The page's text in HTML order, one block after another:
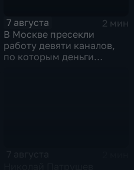
7 августа
2 мин
В Москве пресекли
работу девяти каналов,
по которым деньги